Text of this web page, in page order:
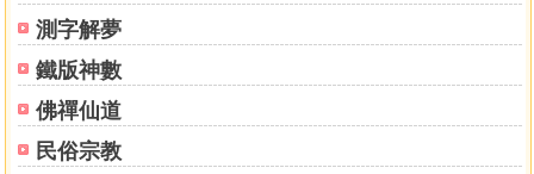
測字解夢
鐵版神數
佛禪仙道
民俗宗教